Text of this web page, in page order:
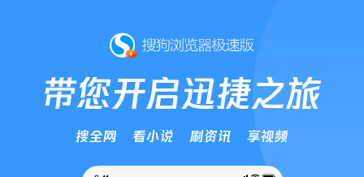
带您开启迅捷之旅
搜全网 看小说 刷资讯 享视频